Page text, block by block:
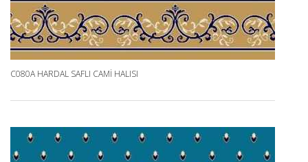
C080A HARDAL SAFLI CAMI HALISI